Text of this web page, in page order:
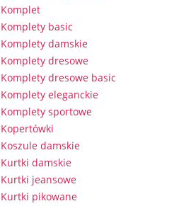
Komplet
Komplety basic
Komplety damskie
Komplety dresowe
Komplety dresowe basic
Komplety eleganckie
Komplety sportowe
Kopertówki
Koszule damskie
Kurtki damskie
Kurtki jeansowe
Kurtki pikowane